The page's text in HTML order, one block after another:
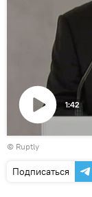
Воспроизвести
видео
1:42
© Ruptly
Подписаться